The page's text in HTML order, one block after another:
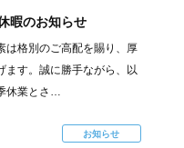
お知らせ
暇のお知らせ
は格別のご高配を賜り、厚
ます。誠に勝手ながら、以
休業とさ…